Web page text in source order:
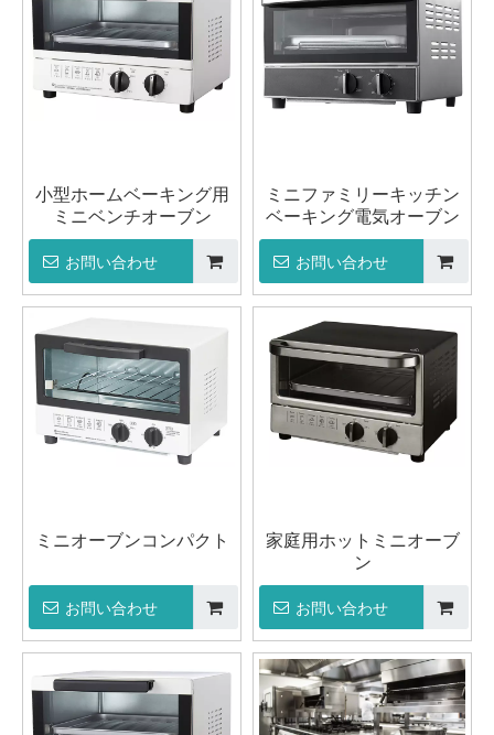
小型ホームベーキング用
ミニベンチオーブン
お問い合わせ
ミニファミリーキッチン
ベーキング電気オーブン
お問い合わせ
ミニオーブンコンパクト
お問い合わせ
家庭用ホットミニオーブ
ン
お問い合わせ